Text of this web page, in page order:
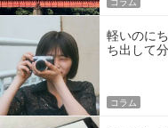
コラム
軽いのに
ち出して
コラム